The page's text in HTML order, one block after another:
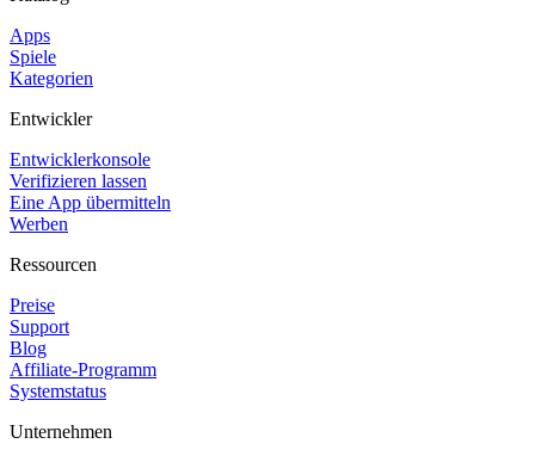
Apps
Spiele
Kategorien
Entwickler
Entwicklerkonsole
Verifizieren lassen
Eine App übermitteln
Werben
Ressourcen
Preise
Support
Blog
Affiliate-Programm
Systemstatus
Unternehmen